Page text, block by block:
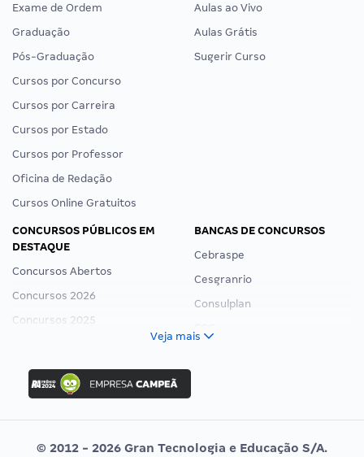
Exame de Ordem
Graduação
Pós-Graduação
Cursos por Concurso
Cursos por Carreira
Cursos por Estado
Cursos por Professor
Oficina de Redação
Cursos Online Gratuitos
Aulas ao Vivo
Aulas Grátis
Sugerir Curso
CONCURSOS PÚBLICOS EM
DESTAQUE
Concursos Abertos
Concursos 2026
Concursos 2025
Concurso Ibama
Concurso MPU
Editais publicados
BANCAS DE CONCURSOS
Cebraspe
Cesgranrio
Consulplan
Vunesp
Veja mais
© 2012 - 2026 Gran Tecnologia e Educação S/A.